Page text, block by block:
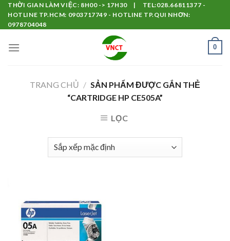
Skip
content
THỜI GIAN LÀM VIỆC: 8H00 -> 17H30 | TEL:028.66811377 -
HOTLINE TP.HCM: 0903717749 - HOTLINE TP.QUI NHƠN:
0978704048
0
TRANG CHỦ / SẢN PHẨM ĐƯỢC GẮN THẺ
“CARTRIDGE HP CE505A”
LỌC